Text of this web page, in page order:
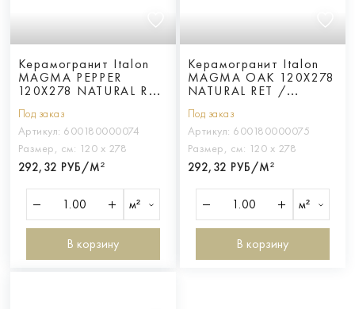
Керамогранит Italon
MAGMA PEPPER
120X278 NATURAL RET
120X278 НАТ. ретт.
Под заказ
Артикул: 600180000074
Размер, см: 120 х 278
292,32 РУБ/М²
м²
В корзину
Керамогранит Italon
MAGMA OAK 120X278
NATURAL RET /
НАТ. ретт.
Под заказ
Артикул: 600180000075
Размер, см: 120 х 278
292,32 РУБ/М²
м²
В корзину